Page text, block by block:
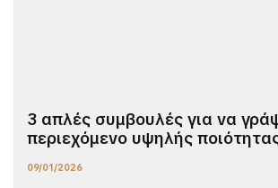
3 απλές συμβουλές για να
περιεχόμενο υψηλής
09/01/2026